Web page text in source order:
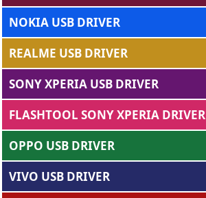
NOKIA USB DRIVER
REALME USB DRIVER
SONY XPERIA USB DRIVER
FLASHTOOL SONY XPERIA DRIVER
OPPO USB DRIVER
VIVO USB DRIVER